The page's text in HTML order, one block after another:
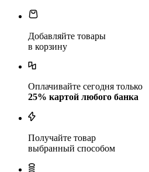
Добавляйте товары
в корзину
Оплачивайте сегодня только
25% картой любого банка
Получайте товар
выбранный способом